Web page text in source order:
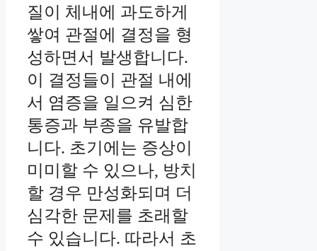
질이 체내에 과도하게
쌓여 관절에 결정을 형
성하면서 발생합니다.
이 결정들이 관절 내에
서 염증을 일으켜 심한
통증과 부종을 유발합
니다. 초기에는 증상이
미미할 수 있으나, 방치
할 경우 만성화되며 더
심각한 문제를 초래할
수 있습니다. 따라서 초